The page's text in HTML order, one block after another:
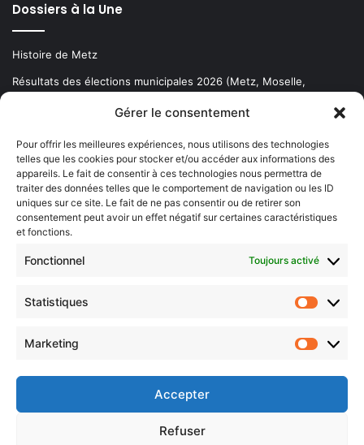
Gérer le consentement
Pour offrir les meilleures expériences, nous utilisons des technologies
telles que les cookies pour stocker et/ou accéder aux informations des
appareils. Le fait de consentir à ces technologies nous permettra de
traiter des données telles que le comportement de navigation ou les ID
uniques sur ce site. Le fait de ne pas consentir ou de retirer son
consentement peut avoir un effet négatif sur certaines caractéristiques
et fonctions.
Fonctionnel Toujours activé
Statistiques
Marketing
Accepter
Refuser
Dossiers à la Une
Histoire de Metz
Résultats des élections municipales 2026 (Metz, Moselle,
Newsletter gratuite
Choisissez : matin, soir ou hebdo ?
votre